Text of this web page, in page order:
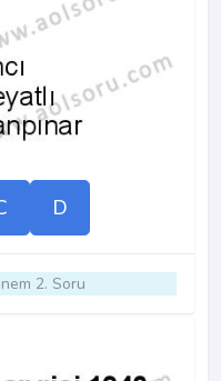
D
2. Soru